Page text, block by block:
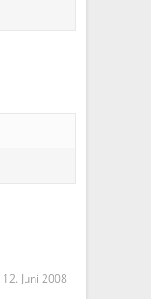
12. Juni 2008